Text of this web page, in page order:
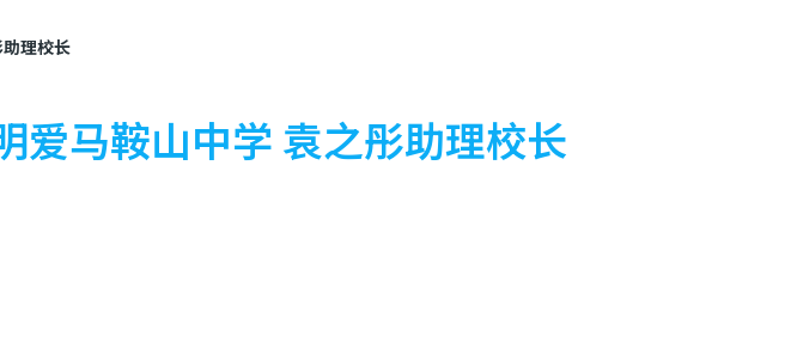
理校长
爱马鞍山中学 袁之彤助理校长